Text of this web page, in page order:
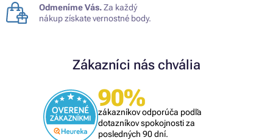
Odmeníme Vás.Za každý
nákup získate vernostné body.
Zákazníci nás chvália
90%
zákazníkov odporúča podľa
dotazníkov spokojnosti za
posledných 90 dní.